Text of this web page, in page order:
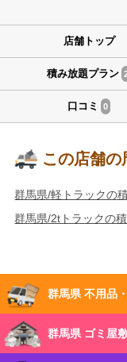
店舗トップ
積み放題プラン
口コミ 0
この店舗の
群馬県/軽トラックの
群馬県/2tトラックの
群馬県 不用品
群馬県 ゴミ屋